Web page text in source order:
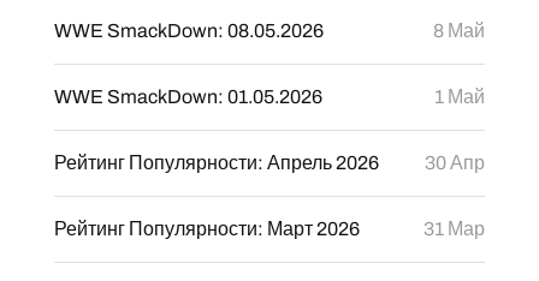
WWE SmackDown: 08.05.2026 8 Май
WWE SmackDown: 01.05.2026 1 Май
Рейтинг Популярности: Апрель 2026 30 Апр
Рейтинг Популярности: Март 2026 31 Мар